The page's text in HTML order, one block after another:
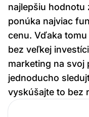
najlepšiu hodnotu
ponúka najviac
cenu. Vďaka
bez veľkej
marketing na svoj
jednoducho
vyskúšajte to bez